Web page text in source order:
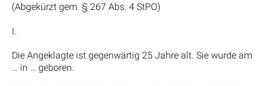
(Abgekürzt gem. § 267 Abs. 4 StPO)
I.
Die Angeklagte ist gegenwärtig 25 Jahre alt. Sie wurde am
… in … geboren.